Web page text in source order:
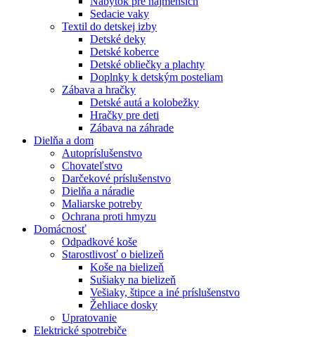
Sedacie vaky
Textil do detskej izby
Detské deky
Detské koberce
Detské obliečky a plachty
Doplnky k detským posteliam
Zábava a hračky
Detské autá a kolobežky
Hračky pre deti
Zábava na záhrade
Dielňa a dom
Autopríslušenstvo
Chovateľstvo
Darčekové príslušenstvo
Dielňa a náradie
Maliarske potreby
Ochrana proti hmyzu
Domácnosť
Odpadkové koše
Starostlivosť o bielizeň
Koše na bielizeň
Sušiaky na bielizeň
Vešiaky, štipce a iné príslušenstvo
Žehliace dosky
Upratovanie
Elektrické spotrebiče